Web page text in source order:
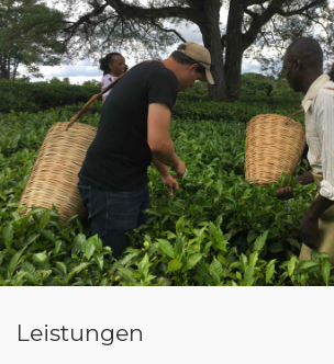
Leistungen